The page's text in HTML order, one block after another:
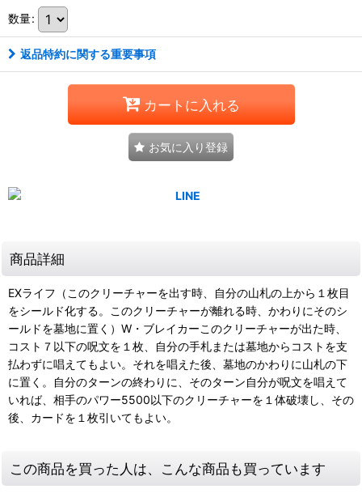
数量:
返品特約に関する重要事項
カートに入れる
お気に入り登録
商品詳細
EXライフ（このクリーチャーを出す時、自分の山札の上から１枚目
をシールド化する。このクリーチャーが離れる時、かわりにそのシ
ールドを墓地に置く）W・ブレイカーこのクリーチャーが出た時、
コスト７以下の呪文を１枚、自分の手札または墓地からコストを支
払わずに唱えてもよい。それを唱えた後、墓地のかわりに山札の下
に置く。自分のターンの終わりに、そのターン自分が呪文を唱えて
いれば、相手のパワー5500以下のクリーチャーを１体破壊し、その
後、カードを１枚引いてもよい。
この商品を買った人は、こんな商品も買っています